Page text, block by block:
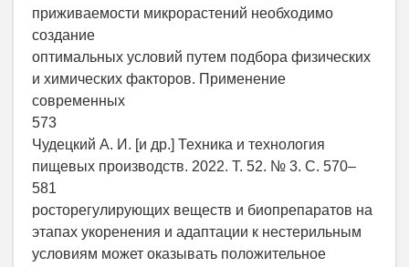
приживаемости микрорастений необходимо
создание
оптимальных условий путем подбора физических
и химических факторов. Применение
современных
573
Чудецкий А. И. [и др.] Техника и технология
пищевых производств. 2022. Т. 52. № 3. С. 570–
581
росторегулирующих веществ и биопрепаратов на
этапах укоренения и адаптации к нестерильным
условиям может оказывать положительное